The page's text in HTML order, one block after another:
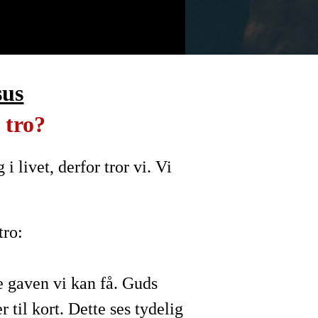
tro?
i livet, derfor tror vi. Vi
gaven vi kan få. Guds
til kort. Dette ses tydelig